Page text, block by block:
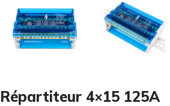
Répartiteur 4×15 125A